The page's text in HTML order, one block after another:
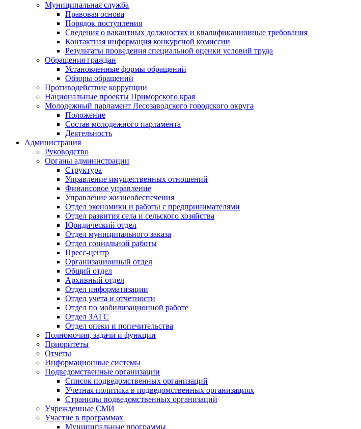
Муниципальная служба
Правовая основа
Порядок поступления
Сведения о вакантных должностях и квалификационные требования
Контактная информация конкурсной комиссии
Результаты проведения специальной оценки условий труда
Обращения граждан
Установленные формы обращений
Обзоры обращений
Противодействие коррупции
Национальные проекты Приморского края
Молодежный парламент Лесозаводского городского округа
Положение
Состав молодежного парламента
Деятельность
Администрация
Руководство
Органы администрации
Структура
Управление имущественных отношений
Финансовое управление
Управление жизнеобеспечения
Отдел экономики и работы с предпринимателями
Отдел развития села и сельского хозяйства
Юридический отдел
Отдел муниципального заказа
Отдел социальной работы
Пресс-центр
Организационный отдел
Общий отдел
Архивный отдел
Отдел информатизации
Отдел учета и отчетности
Отдел по мобилизационной работе
Отдел ЗАГС
Отдел опеки и попечительства
Полномочия, задачи и функции
Приоритеты
Отчеты
Информационные системы
Подведомственные организации
Список подведомственных организаций
Учетная политика в подведомственных организациях
Страницы подведомственных организаций
Учрежденные СМИ
Участие в программах
Муниципальные программы